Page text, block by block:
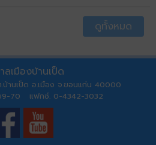
ลบ้านเป็ด อำเภอเมืองขอนแก่น จังหวัด
ระกวดราคาอิเล็กทรอนิกส์ (e-bidding)
ดูทั้งหมด
ลเมืองบ้านเป็ด
บ้านเป็ด อ.เมือง จ.ขอนแก่น 40000
70 แฟกซ์. 0-4342-3032